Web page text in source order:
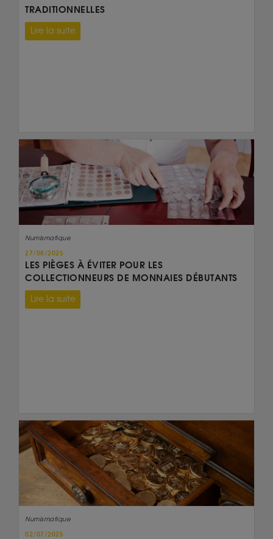
TRADITIONNELLES
Lire la suite
Numismatique
27/08/2025
LES PIÈGES À ÉVITER POUR LES
COLLECTIONNEURS DE MONNAIES DÉBUTANTS
Lire la suite
Numismatique
02/07/2025